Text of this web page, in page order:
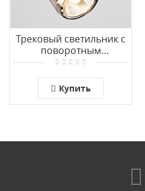
Трековый светильник с
поворотным
механизмом Eurosvet
античная бронза
Купить